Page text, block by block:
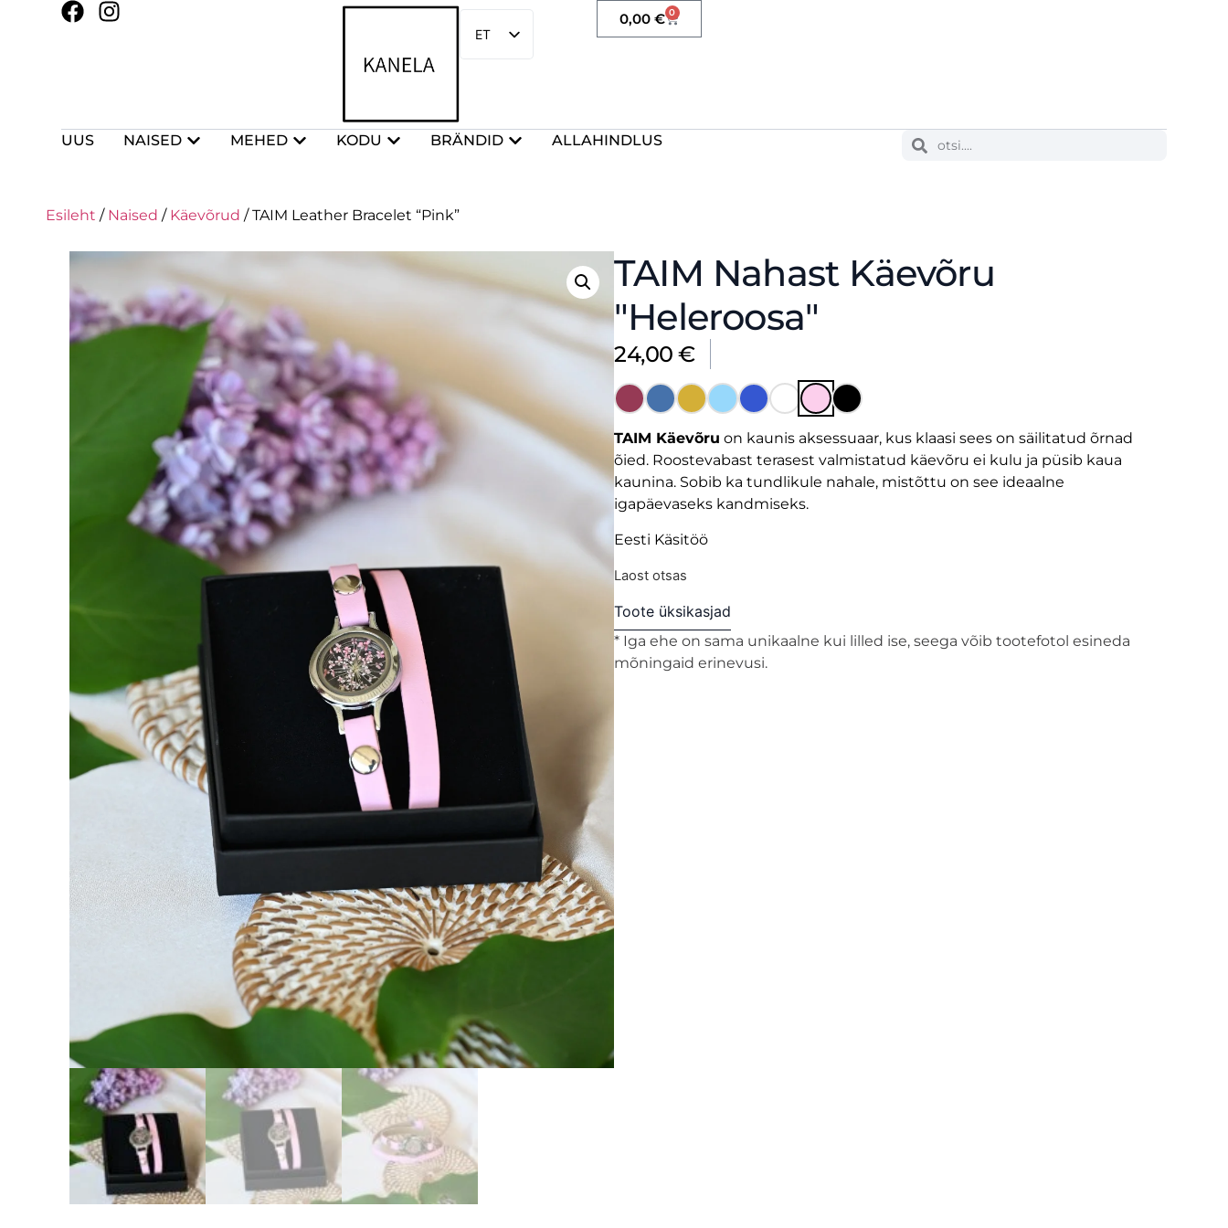
ET
EN
0,00 € 0
UUS NAISED MEHED KODU BRÄNDID ALLAHINDLUS
Esileht / Naised / Käevõrud / TAIM Leather Bracelet “Pink”
TAIM Nahast Käevõru
"Heleroosa"
24,00€
TAIM Käevõru on kaunis aksessuaar, kus klaasi sees on säilitatud õrnad
õied. Roostevabast terasest valmistatud käevõru ei kulu ja püsib kaua
kaunina. Sobib ka tundlikule nahale, mistõttu on see ideaalne
igapäevaseks kandmiseks.
Eesti Käsitöö
Laost otsas
Toote üksikasjad
* Iga ehe on sama unikaalne kui lilled ise, seega võib tootefotol esineda
mõningaid erinevusi.